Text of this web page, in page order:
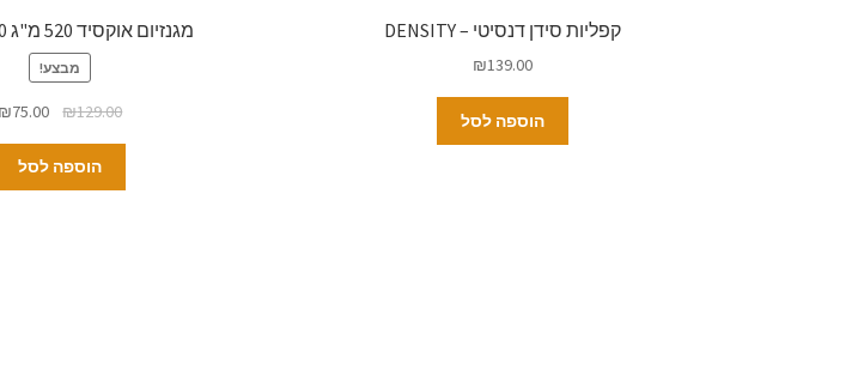
קפליות סידן דנסיטי – DENSITY
₪139.00
הוספה לסל
מגנזיום אוקסיד 520 מ"ג 60 כמוסות
מבצע!
₪129.00
₪75.00
הוספה לסל